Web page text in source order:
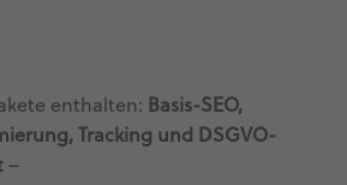
enthalten: Basis-SEO,
Tracking und DSGVO-
–